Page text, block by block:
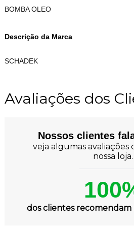
BOMBA OLEO
Descrição da Marca
SCHADEK
Avaliações dos
Nossos clientes
veja algumas avaliações
nossa loja.
dos clientes recomendam